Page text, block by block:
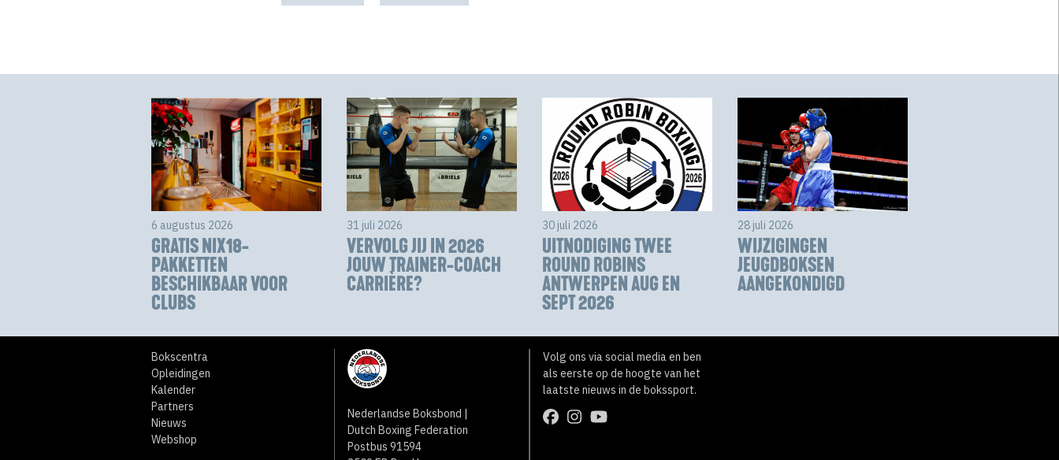
6 augustus 2026
GRATIS NIX18-
PAKKETTEN
BESCHIKBAAR VOOR
CLUBS
31 juli 2026
VERVOLG JIJ IN 2026
JOUW TRAINER-COACH
CARRIÈRE?
30 juli 2026
UITNODIGING TWEE
ROUND ROBINS
ANTWERPEN AUG EN
SEPT 2026
28 juli 2026
WIJZIGINGEN
JEUGDBOKSEN
AANGEKONDIGD
Bokscentra
Opleidingen
Kalender
Partners
Nieuws
Webshop
Nederlandse Boksbond |
Dutch Boxing Federation
Postbus 91594
Volg ons via social media en ben
als eerste op de hoogte van het
laatste nieuws in de bokssport.